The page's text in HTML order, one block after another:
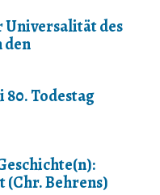
des
den
Todestag
(Chr. Behrens)